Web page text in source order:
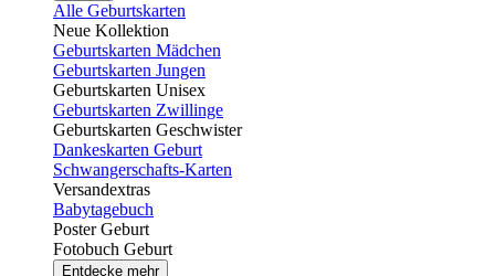
Alle Geburtskarten
Neue Kollektion
Geburtskarten Mädchen
Geburtskarten Jungen
Geburtskarten Unisex
Geburtskarten Zwillinge
Geburtskarten Geschwister
Dankeskarten Geburt
Schwangerschafts-Karten
Versandextras
Babytagebuch
Poster Geburt
Fotobuch Geburt
Entdecke mehr